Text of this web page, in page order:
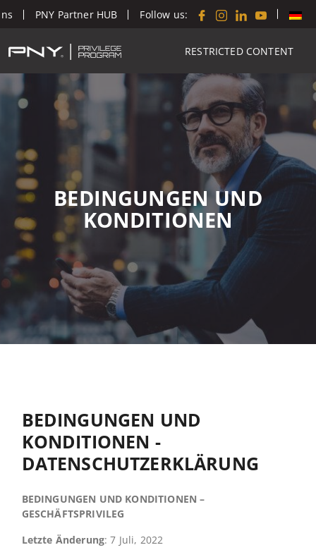
PNY Partner HUB Follow us:
RESTRICTED CONTENT
BEDINGUNGEN UND
KONDITIONEN
BEDINGUNGEN UND
KONDITIONEN -
DATENSCHUTZERKLÄRUNG
BEDINGUNGEN UND KONDITIONEN –
GESCHÄFTSPRIVILEG
Letzte Änderung: 7 Juli, 2022